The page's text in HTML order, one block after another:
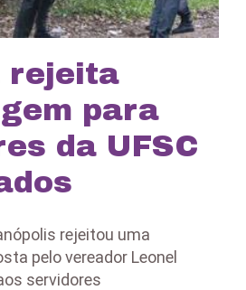
rejeita
para
da UFSC
rejeitou uma
pelo vereador Leonel
servidores